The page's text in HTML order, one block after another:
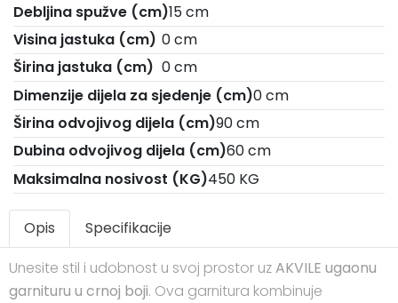
Debljina spužve (cm)15 cm
Visina jastuka (cm) 0 cm
Širina jastuka (cm) 0 cm
Dimenzije dijela za sjedenje (cm)0 cm
Širina odvojivog dijela (cm)90 cm
Dubina odvojivog dijela (cm)60 cm
Maksimalna nosivost (KG)450 KG
Opis
Specifikacije
Unesite stil i udobnost u svoj prostor uzAKVILE ugaonu
garnituru u crnoj boji. Ova garnitura kombinuje